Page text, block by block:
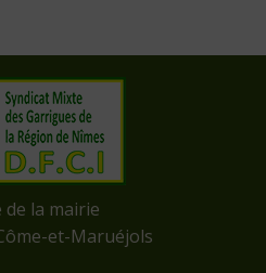
de la mairie
et-Maruéjols